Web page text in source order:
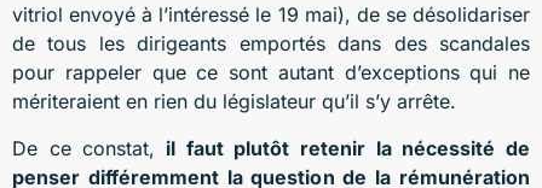
vitriol envoyé à l’intéressé le 19 mai), de se désolidariser
de tous les dirigeants emportés dans des scandales
pour rappeler que ce sont autant d’exceptions qui ne
mériteraient en rien du législateur qu’il s’y arrête.
De ce constat, il faut plutôt retenir la nécessité de
penser différemment la question de la rémunération